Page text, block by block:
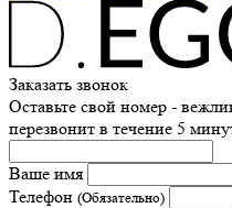
Заказать звонок
Оставьте свой номер -
перезвонит в течение 5
Ваше имя
Телефон (Обязательно)